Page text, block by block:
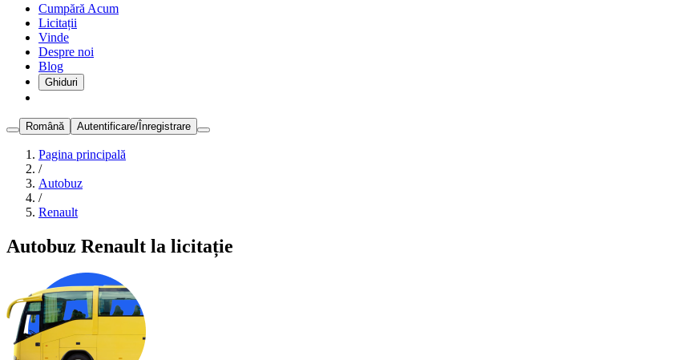
Cumpără Acum
Licitații
Vinde
Despre noi
Blog
Ghiduri
Română Autentificare/Înregistrare
Pagina principală
/
Autobuz
/
Renault
Autobuz Renault la licitație